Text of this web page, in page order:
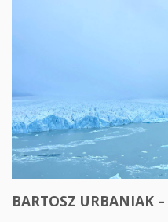
BARTOSZ URBANIAK